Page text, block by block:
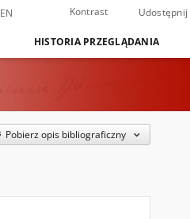
EN Kontrast Udostępnij
HISTORIA PRZEGLĄDANIA
Pobierz opis bibliograficzny